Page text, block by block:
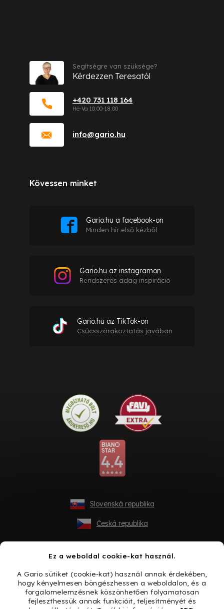
Ez a weboldal cookie-kat használ.
A Gario sütiket (cookie-kat) használ annak érdekében,
hogy kényelmesen böngészhessen a weboldalon, és a
forgalomelemzésnek köszönhetően folyamatosan
fejleszthessük annak funkcióit, teljesítményét és
info@gario.hu
+420 731 118 164
Segítségre van szüksége?
Kérdezzen Teresatól
Kövessen minket
Gario.hu a facebook-on
Minden hír első kézből
Gario.hu az instagramon
Rendszeres adag inspiráció
Gario.hu az TikTok-on
Csúcsszórakoztatás javában
Slovenská republika
Česká republika